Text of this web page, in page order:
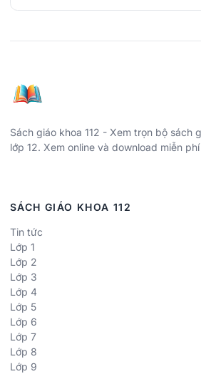
Sách giáo khoa 112 - Xem trọn bộ sách
lớp 12. Xem online và download miễn
SÁCH GIÁO KHOA 112
Tin tức
Lớp 1
Lớp 2
Lớp 3
Lớp 4
Lớp 5
Lớp 6
Lớp 7
Lớp 8
Lớp 9